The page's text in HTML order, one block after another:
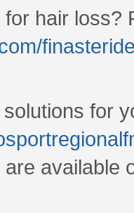
hair loss?
for
available